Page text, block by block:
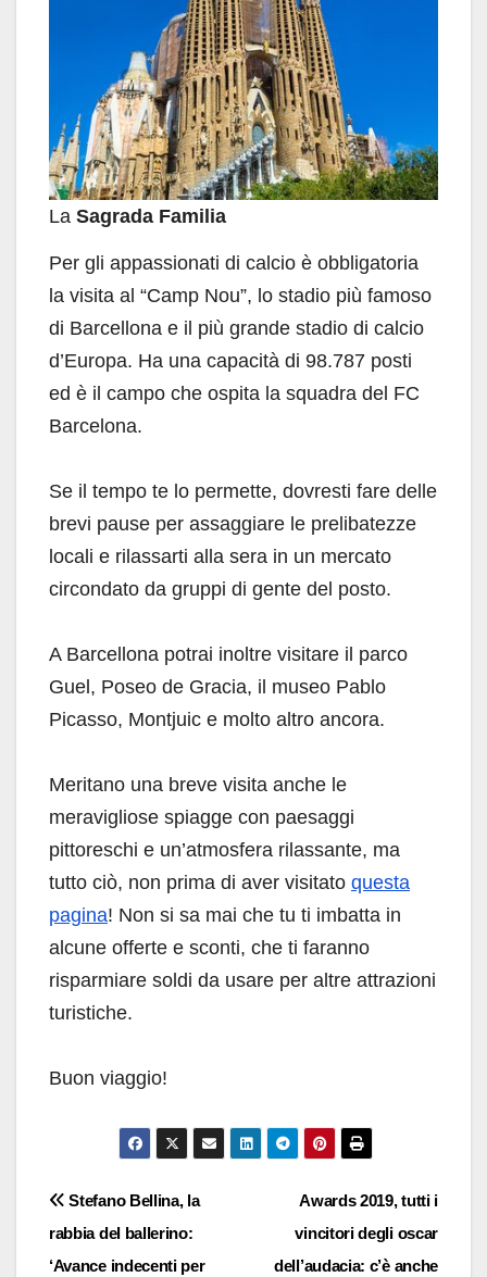
La Sagrada Familia
Per gli appassionati di calcio è obbligatoria
la visita al “Camp Nou”, lo stadio più famoso
di Barcellona e il più grande stadio di calcio
d’Europa. Ha una capacità di 98.787 posti
ed è il campo che ospita la squadra del FC
Barcelona.
Se il tempo te lo permette, dovresti fare delle
brevi pause per assaggiare le prelibatezze
locali e rilassarti alla sera in un mercato
circondato da gruppi di gente del posto.
A Barcellona potrai inoltre visitare il parco
Guel, Poseo de Gracia, il museo Pablo
Picasso, Montjuic e molto altro ancora.
Meritano una breve visita anche le
meravigliose spiagge con paesaggi
pittoreschi e un’atmosfera rilassante, ma
tutto ciò, non prima di aver visitato questa
pagina! Non si sa mai che tu ti imbatta in
alcune offerte e sconti, che ti faranno
risparmiare soldi da usare per altre attrazioni
turistiche.
Buon viaggio!
Navigazione
articoli
Awards 2019, tutti i
vincitori degli oscar
dell’audacia: c’è anche
Stefano Bellina, la
rabbia del ballerino:
‘Avance indecenti per